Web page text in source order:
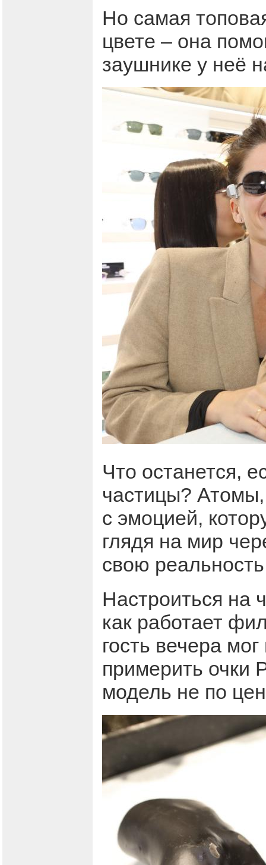
Но самая
цвете – она
заушнике у неё
Что останется,
частицы?
с эмоцией,
глядя на мир
свою
Настроиться на
как работает
гость вечера
примерить очки
модель не по